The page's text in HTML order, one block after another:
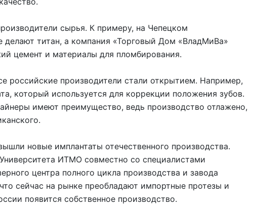
сырья. К примеру, на Чепецком
делают титан, а компания «Торговый Дом «ВладМиВа»
цемент и материалы для пломбирования.
российские производители стали открытием. Например,
который используется для коррекции положения зубов.
имеют преимущество, ведь производство отлажено,
новые имплантаты отечественного производства.
ИТМО совместно со специалистами
центра полного цикла производства и завода
сейчас на рынке преобладают импортные протезы и
появится собственное производство.